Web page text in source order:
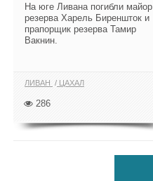
На юге Ливана погибли майор
резерва Харель Биреншток и
прапорщик резерва Тамир
Вакнин.
ЛИВАН ЦАХАЛ
286